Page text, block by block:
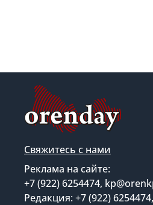
Свяжитесь с нами
Реклама на сайте:
+7 (922) 6254474,
Редакция: +7 (922)